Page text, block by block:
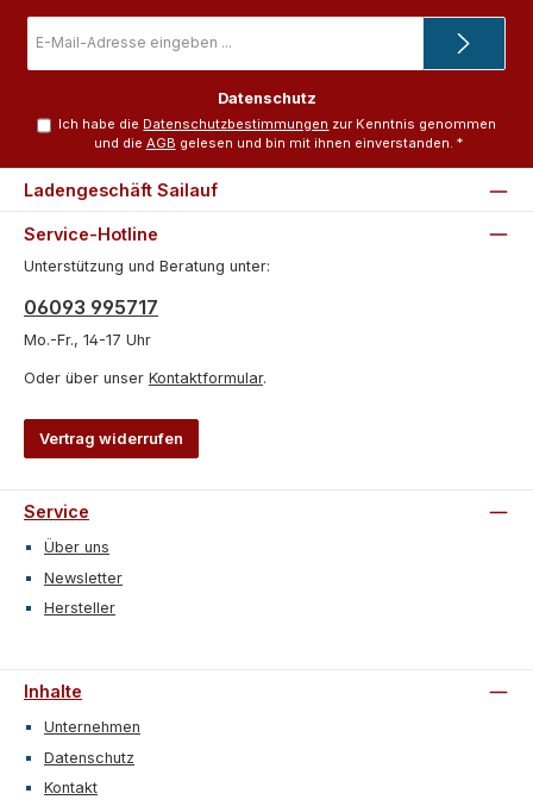
Mail-
Datenschutz
Ich habe die Datenschutzbestimmungen zur Kenntnis genommen
und die AGB gelesen und bin mit ihnen einverstanden. *
Service-Hotline
Unterstützung und Beratung unter:
06093 995717
Mo.-Fr., 14-17 Uhr
Oder über unser Kontaktformular.
Vertrag widerrufen
Ladengeschäft Sailauf
Service
Über uns
Newsletter
Hersteller
Inhalte
Unternehmen
Datenschutz
Kontakt